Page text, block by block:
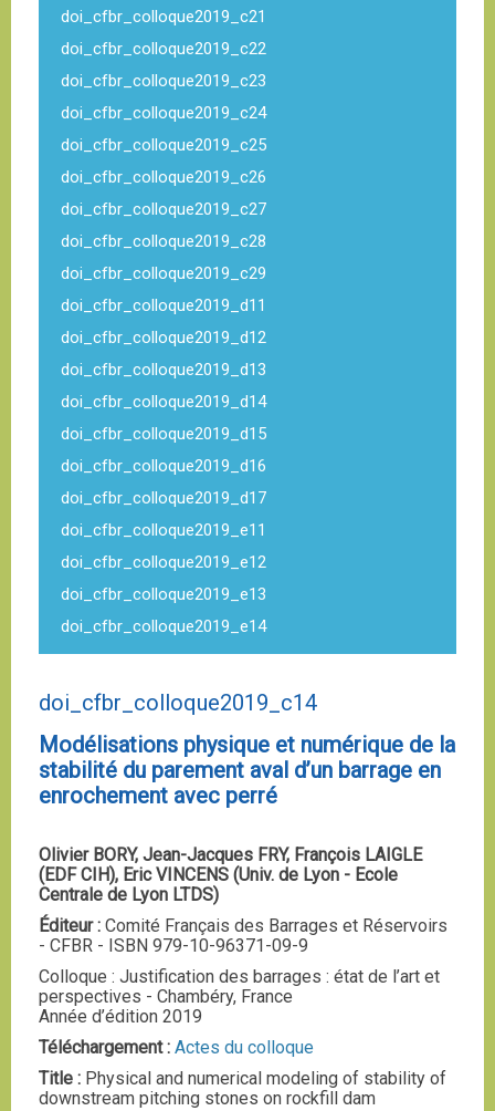
doi_cfbr_colloque2019_c21
doi_cfbr_colloque2019_c22
doi_cfbr_colloque2019_c23
doi_cfbr_colloque2019_c24
doi_cfbr_colloque2019_c25
doi_cfbr_colloque2019_c26
doi_cfbr_colloque2019_c27
doi_cfbr_colloque2019_c28
doi_cfbr_colloque2019_c29
doi_cfbr_colloque2019_d11
doi_cfbr_colloque2019_d12
doi_cfbr_colloque2019_d13
doi_cfbr_colloque2019_d14
doi_cfbr_colloque2019_d15
doi_cfbr_colloque2019_d16
doi_cfbr_colloque2019_d17
doi_cfbr_colloque2019_e11
doi_cfbr_colloque2019_e12
doi_cfbr_colloque2019_e13
doi_cfbr_colloque2019_e14
doi_cfbr_colloque2019_c14
Modélisations physique et numérique de la
stabilité du parement aval d’un barrage en
enrochement avec perré
Olivier BORY, Jean-Jacques FRY, François LAIGLE
(EDF CIH), Eric VINCENS (Univ. de Lyon - Ecole
Centrale de Lyon LTDS)
Éditeur : Comité Français des Barrages et Réservoirs
- CFBR - ISBN 979-10-96371-09-9
Colloque : Justification des barrages : état de l’art et
perspectives - Chambéry, France
Année d’édition 2019
Téléchargement : Actes du colloque
Title : Physical and numerical modeling of stability of
downstream pitching stones on rockfill dam